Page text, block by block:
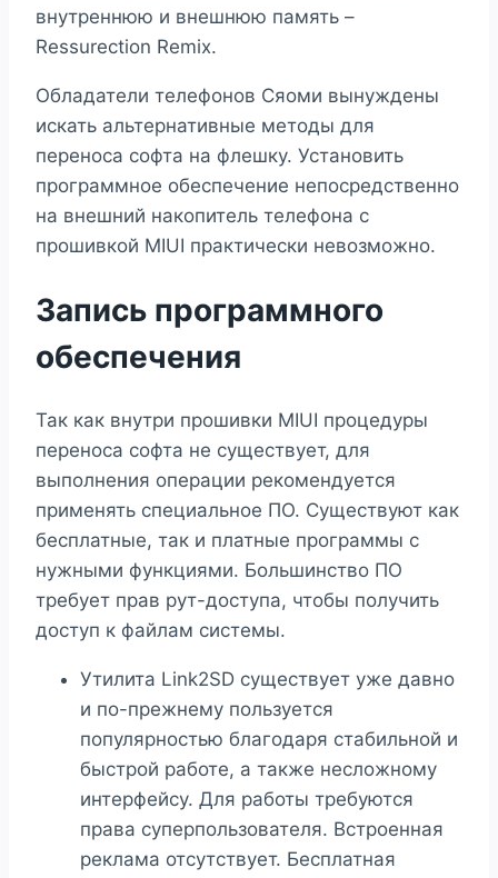
внутреннюю и внешнюю память –
Ressurection Remix.
Обладатели телефонов Сяоми вынуждены
искать альтернативные методы для
переноса софта на флешку. Установить
программное обеспечение непосредственно
на внешний накопитель телефона с
прошивкой MIUI практически невозможно.
Запись программного
обеспечения
Так как внутри прошивки MIUI процедуры
переноса софта не существует, для
выполнения операции рекомендуется
применять специальное ПО. Существуют как
бесплатные, так и платные программы с
нужными функциями. Большинство ПО
требует прав рут-доступа, чтобы получить
доступ к файлам системы.
Утилита Link2SD существует уже давно
и по-прежнему пользуется
популярностью благодаря стабильной и
быстрой работе, а также несложному
интерфейсу. Для работы требуются
права суперпользователя. Встроенная
реклама отсутствует. Бесплатная